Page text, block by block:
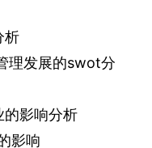
析
理发展的swot分
的影响分析
影响